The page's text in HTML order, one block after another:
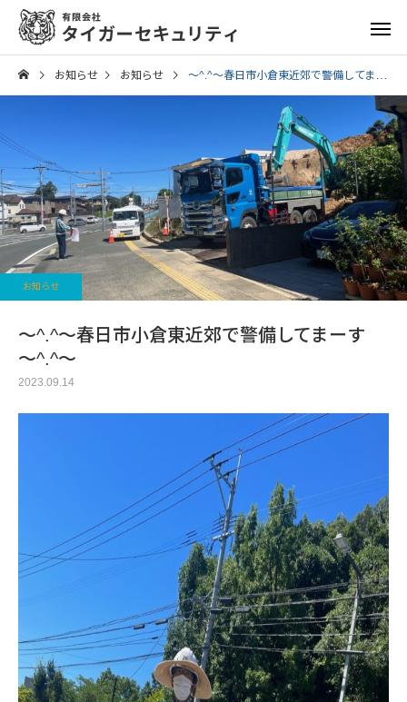
お知らせ お知らせ ～^.^～春日市小倉東近郊で警備してまーす ～^.^～
お知らせ
～^.^～春日市小倉東近郊で警備してまーす
～^.^～
2023.09.14